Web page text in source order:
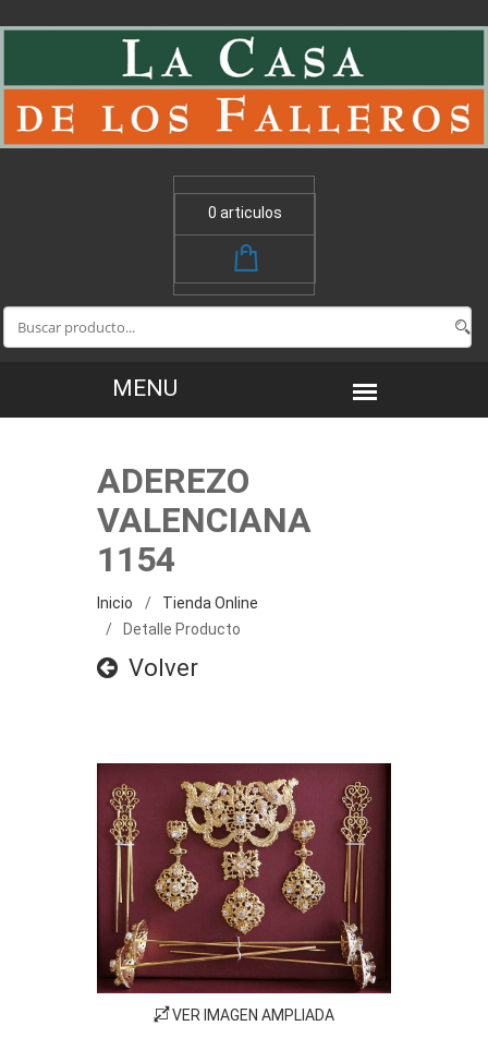
0 articulos
ADEREZO
VALENCIANA
1154
Inicio
Tienda Online
Detalle Producto
Volver
VER IMAGEN AMPLIADA